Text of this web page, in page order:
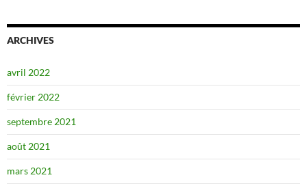
ARCHIVES
avril 2022
février 2022
septembre 2021
août 2021
mars 2021